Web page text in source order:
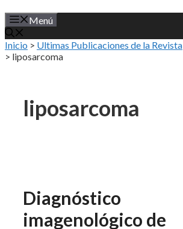
Menú
Inicio > Ultimas Publicaciones de la Revista
> liposarcoma
liposarcoma
Diagnóstico
imagenológico de